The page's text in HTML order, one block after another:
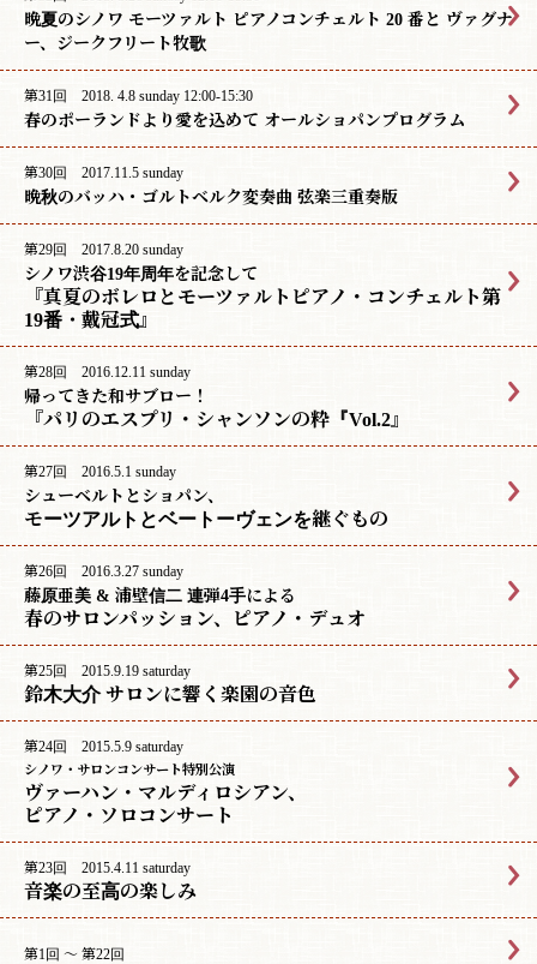
晩夏のシノワ モーツァルト ピアノコンチェルト 20 番と ヴァグナ
ー、ジークフリート牧歌
第31回 2018. 4.8 sunday 12:00-15:30
春のポーランドより愛を込めて オールショパンプログラム
第30回 2017.11.5 sunday
晩秋のバッハ・ゴルトベルク変奏曲 弦楽三重奏版
第29回 2017.8.20 sunday
シノワ渋谷19年周年を記念して
『真夏のボレロとモーツァルトピアノ・コンチェルト第
19番・戴冠式』
第28回 2016.12.11 sunday
帰ってきた和サブロー！
『パリのエスプリ・シャンソンの粋『Vol.2』
第27回 2016.5.1 sunday
シューベルトとショパン、
モーツアルトとベートーヴェンを継ぐもの
第26回 2016.3.27 sunday
藤原亜美 & 浦壁信二 連弾4手による
春のサロンパッション、ピアノ・デュオ
第25回 2015.9.19 saturday
鈴木大介 サロンに響く楽園の音色
第24回 2015.5.9 saturday
シノワ・サロンコンサート特別公演
ヴァーハン・マルディロシアン、
ピアノ・ソロコンサート
第23回 2015.4.11 saturday
音楽の至高の楽しみ
第1回 〜 第22回